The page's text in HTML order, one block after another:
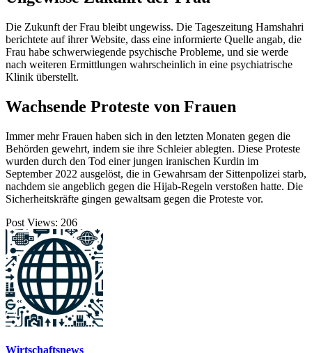
Die Zukunft der Frau bleibt ungewiss. Die Tageszeitung Hamshahri
berichtete auf ihrer Website, dass eine informierte Quelle angab, die
Frau habe schwerwiegende psychische Probleme, und sie werde
nach weiteren Ermittlungen wahrscheinlich in eine psychiatrische
Klinik überstellt.
Wachsende Proteste von Frauen
Immer mehr Frauen haben sich in den letzten Monaten gegen die
Behörden gewehrt, indem sie ihre Schleier ablegten. Diese Proteste
wurden durch den Tod einer jungen iranischen Kurdin im
September 2022 ausgelöst, die in Gewahrsam der Sittenpolizei starb,
nachdem sie angeblich gegen die Hijab-Regeln verstoßen hatte. Die
Sicherheitskräfte gingen gewaltsam gegen die Proteste vor.
Post Views: 206
Wirtschaftsnews